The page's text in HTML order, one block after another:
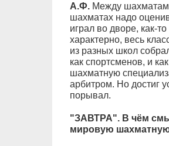
А.Ф. Между
шахматах надо
играл во дворе, как-
характерно, весь
из разных школ
как спортсменов, и
шахматную
арбитром. Но достиг
порывал.
"ЗАВТРА". В чём
мировую шахматную